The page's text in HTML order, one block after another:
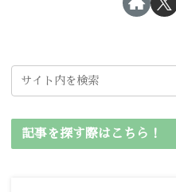
記事を探す際はこちら！